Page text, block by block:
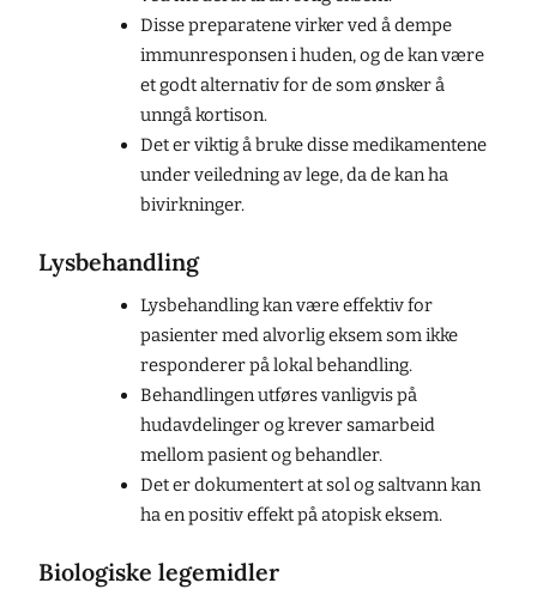
Disse preparatene virker ved å dempe
immunresponsen i huden, og de kan være
et godt alternativ for de som ønsker å
unngå kortison.
Det er viktig å bruke disse medikamentene
under veiledning av lege, da de kan ha
bivirkninger.
Lysbehandling
Lysbehandling kan være effektiv for
pasienter med alvorlig eksem som ikke
responderer på lokal behandling.
Behandlingen utføres vanligvis på
hudavdelinger og krever samarbeid
mellom pasient og behandler.
Det er dokumentert at sol og saltvann kan
ha en positiv effekt på atopisk eksem.
Biologiske legemidler